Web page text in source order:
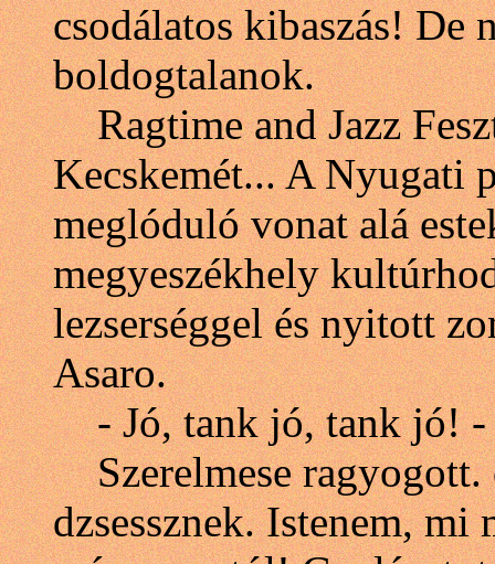
csodálatos kibaszás! De
boldogtalanok.
Ragtime and Jazz
Kecskemét... A Nyugati
meglóduló vonat alá
megyeszékhely
lezserséggel és nyitott
Asaro.
- Jó, tank jó, tank jó! -
Szerelmese ragyogott.
dzsessznek. Istenem,